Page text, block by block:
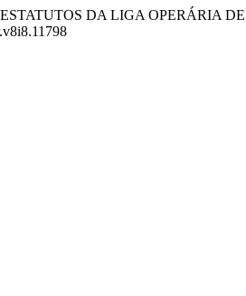
ESTATUTOS DA LIGA OPERÁRIA